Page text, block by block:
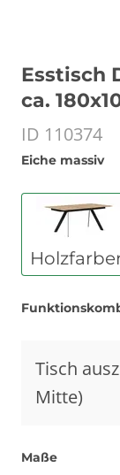
Esstisch
ca.
ID 110374
Eiche massiv
Tisch
Mitte)
Maße